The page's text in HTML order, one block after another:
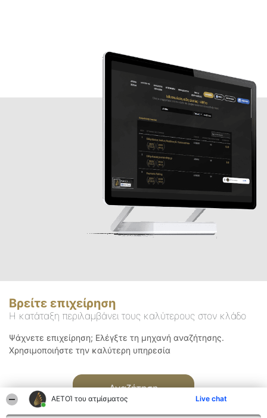
ΑΕΤΟΊ του ατμίσματος Live chat
Βρείτε επιχείρηση
Η κατάταξη περιλαμβάνει τους καλύτερους στον κλάδο
Ψάχνετε επιχείρηση; Ελέγξτε τη μηχανή αναζήτησης.
Χρησιμοποιήστε την καλύτερη υπηρεσία
Αναζήτηση